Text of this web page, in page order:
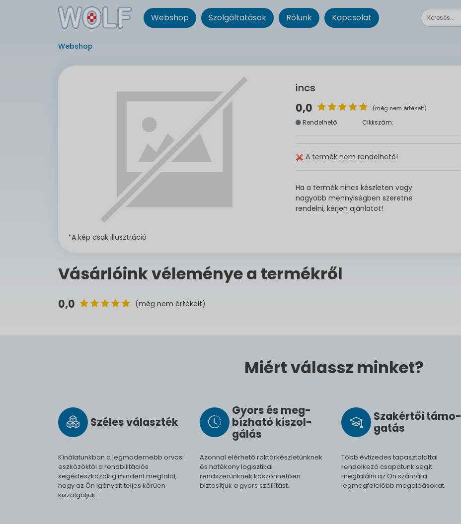
Webshop Szolgáltatások Rólunk Kapcsolat
Webshop
*A kép csak illusztráció
incs
0,0 (még nem értékelt)
Rendelhető Cikkszám:
A termék nem rendelhető!
Ha a termék nincs készleten vagy
nagyobb mennyiségben szeretne
rendelni, kérjen ajánlatot!
Vásárlóink véleménye a termékről
0,0 (még nem értékelt)
Miért válassz minket?
Széles vá­lasz­ték
Kínálatunkban a legmodernebb orvosi
eszközöktől a rehabilitációs
segédeszközökig mindent megtalál,
hogy az Ön igényeit teljes körűen
kiszolgáljuk.
Gyors és meg­
bíz­ha­tó ki­szol­
gál­ás
Azonnal elérhető raktárkészletünknek
és hatékony logisztikai
rendszerünknek köszönhetően
biztosítjuk a gyors szállítást.
Szak­értői tá­mo­
ga­tás
Több évtizedes tapasztalattal
rendelkező csapatunk segít
megtalálni az Ön számára
legmegfelelőbb megoldásokat.